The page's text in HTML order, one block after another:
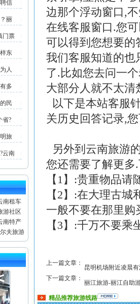
信
丽
门票
东
人
多
民
省?
旅
云南
南租车
游社区
南特产
夫旅游
边那个浮动窗口,
在线客服窗口.您
可以得到您想要的
我们客服知道的也
了.比如您去问一
大部分人就不太清
以下是本站客服
关历史回答记录,
另外到云南旅游
您还需要了解更多
【1】:贵重物品
【2】:在大理古
一般不要在那里购
【3】:千万不要
上一篇文章： 昆明机场附近凌晨
下一篇文章： 丽江旅游-丽江自助
精品推荐旅游线路